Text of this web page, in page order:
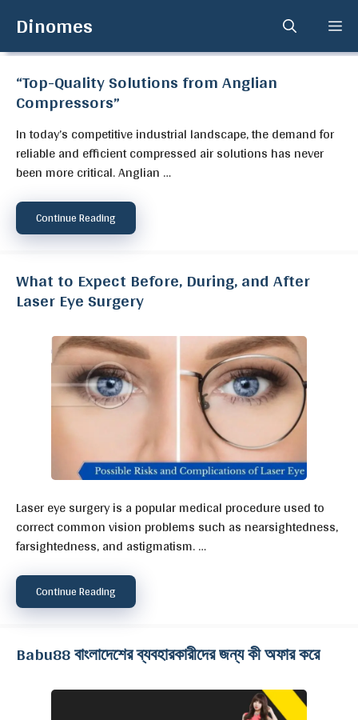
content
Dinomes
“Top-Quality Solutions from Anglian
Compressors”
In today’s competitive industrial landscape, the demand for
reliable and efficient compressed air solutions has never
been more critical. Anglian …
Continue Reading
What to Expect Before, During, and After
Laser Eye Surgery
Laser eye surgery is a popular medical procedure used to
correct common vision problems such as nearsightedness,
farsightedness, and astigmatism. …
Continue Reading
Babu88 বাংলাদেশের ব্যবহারকারীদের জন্য কী অফার করে